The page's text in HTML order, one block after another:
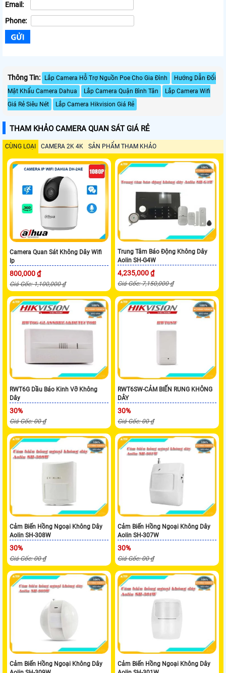
Email:
Phone:
Thông Tin: Lắp Camera Hỗ Trợ Nguồn Poe Cho Gia Đình
Hướng Dẫn Đổi
Mật Khẩu Camera Dahua
Lắp Camera Quận Bình Tân
Lắp Camera Wifi
Giá Rẻ Siêu Nét
Lắp Camera Hikvision Giá Rẻ
THAM KHẢO CAMERA QUAN SÁT GIÁ RẺ
CÙNG LOẠI CAMERA 2K 4K SẢN PHẨM THAM KHẢO
Camera Quan Sát Không Dây Wifi
Ip
800,000 ₫
Giá Gốc: 1,100,000 ₫
Trung Tâm Báo Động Không Dây
Aolin SH-G4W
4,235,000 ₫
Giá Gốc: 7,150,000 ₫
RWT6G Dầu Báo Kinh Vỡ Không
Dây
30%
Giá Gốc: 00 ₫
RWT6SW-CẢM BIẾN RUNG KHÔNG
DÂY
30%
Giá Gốc: 00 ₫
Cảm Biến Hồng Ngoại Không Dây
Aolin SH-308W
30%
Giá Gốc: 00 ₫
Cảm Biến Hồng Ngoại Không Dây
Aolin SH-307W
30%
Giá Gốc: 00 ₫
Cảm Biến Hồng Ngoại Không Dây
Cảm Biến Hồng Ngoại Không Dây